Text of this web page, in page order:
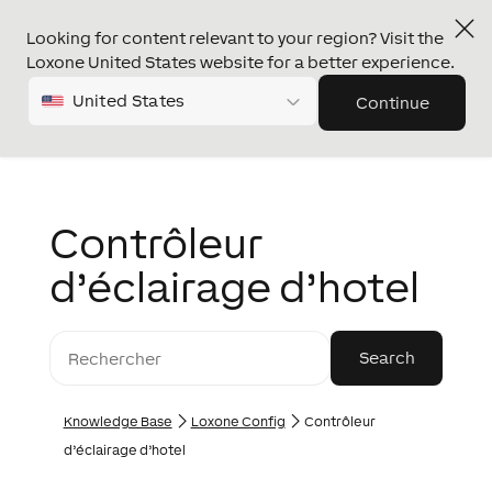
Looking for content relevant to your region? Visit the
Loxone United States website for a better experience.
United States Continue
Contrôleur
d’éclairage d’hotel
Knowledge Base Loxone Config
Contrôleur
d’éclairage d’hotel